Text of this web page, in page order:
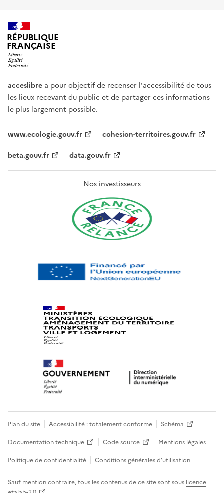
RÉPUBLIQUE
FRANÇAISE
acceslibre a pour objectif de recenser l'accessibilité de tous
les lieux recevant du public et de partager ces informations
le plus largement possible.
www.ecologie.gouv.fr
cohesion-territoires.gouv.fr
beta.gouv.fr
data.gouv.fr
Nos investisseurs
Plan du site Accessibilité : totalement conforme
Schéma
Documentation technique
Code source
Mentions légales
Politique de confidentialité
Conditions générales d’utilisation
Sauf mention contraire, tous les contenus de ce site sont sous licence